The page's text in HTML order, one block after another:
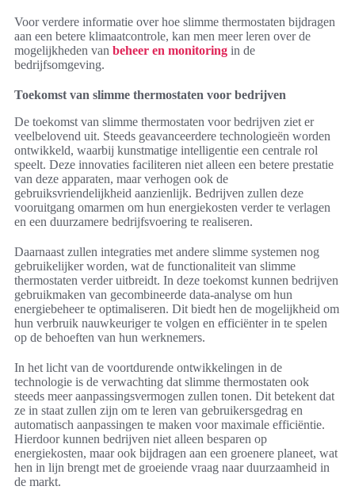
Voor verdere informatie over hoe slimme thermostaten bijdragen
aan een betere klimaatcontrole, kan men meer leren over de
mogelijkheden van beheer en monitoring in de
bedrijfsomgeving.
Toekomst van slimme thermostaten voor bedrijven
De toekomst van slimme thermostaten voor bedrijven ziet er
veelbelovend uit. Steeds geavanceerdere technologieën worden
ontwikkeld, waarbij kunstmatige intelligentie een centrale rol
speelt. Deze innovaties faciliteren niet alleen een betere prestatie
van deze apparaten, maar verhogen ook de
gebruiksvriendelijkheid aanzienlijk. Bedrijven zullen deze
vooruitgang omarmen om hun energiekosten verder te verlagen
en een duurzamere bedrijfsvoering te realiseren.
Daarnaast zullen integraties met andere slimme systemen nog
gebruikelijker worden, wat de functionaliteit van slimme
thermostaten verder uitbreidt. In deze toekomst kunnen bedrijven
gebruikmaken van gecombineerde data-analyse om hun
energiebeheer te optimaliseren. Dit biedt hen de mogelijkheid om
hun verbruik nauwkeuriger te volgen en efficiënter in te spelen
op de behoeften van hun werknemers.
In het licht van de voortdurende ontwikkelingen in de
technologie is de verwachting dat slimme thermostaten ook
steeds meer aanpassingsvermogen zullen tonen. Dit betekent dat
ze in staat zullen zijn om te leren van gebruikersgedrag en
automatisch aanpassingen te maken voor maximale efficiëntie.
Hierdoor kunnen bedrijven niet alleen besparen op
energiekosten, maar ook bijdragen aan een groenere planeet, wat
hen in lijn brengt met de groeiende vraag naar duurzaamheid in
de markt.